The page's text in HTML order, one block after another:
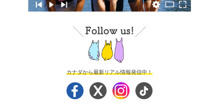
カナダから最新リアル情報発信中！